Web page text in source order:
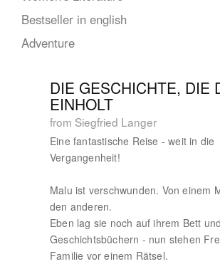
Bestseller in english
Adventure
DIE GESCHICHTE, DIE
EINHOLT
from Siegfried Langer
Eine fantastische Reise - weit in die
Vergangenheit!
Malu ist verschwunden. Von einem
den anderen.
Eben lag sie noch auf ihrem Bett
Geschichtsbüchern - nun stehen
Familie vor einem Rätsel.